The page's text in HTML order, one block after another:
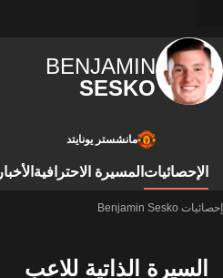
BENJAMIN
SESKO
مانشستر يونايتد
الإحصائيات المسيرة الاحترافية الأخبار
إحصائيات Benjamin Sesko
السيرة الذاتية للاعب